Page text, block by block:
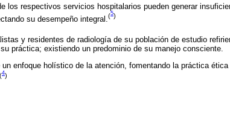
los respectivos servicios hospitalarios pueden generar
su desempeño integral. (5)
y residentes de radiología de su población de estudio
práctica; existiendo un predominio de su manejo consciente.
enfoque holístico de la atención, fomentando la práctica
(4)